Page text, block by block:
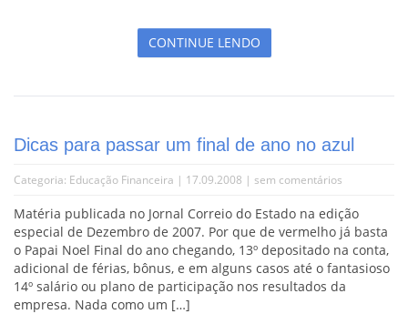
CONTINUE LENDO
Dicas para passar um final de ano no azul
Categoria: Educação Financeira | 17.09.2008 | sem comentários
Matéria publicada no Jornal Correio do Estado na edição
especial de Dezembro de 2007. Por que de vermelho já basta
o Papai Noel Final do ano chegando, 13º depositado na conta,
adicional de férias, bônus, e em alguns casos até o fantasioso
14º salário ou plano de participação nos resultados da
empresa. Nada como um […]